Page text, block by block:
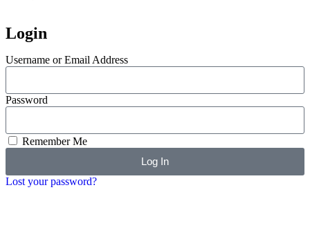
Login
Username or Email Address
Password
Remember Me
Log In
Lost your password?